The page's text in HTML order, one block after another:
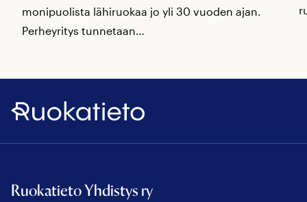
monipuolista lähiruokaa jo yli 30 vuoden ajan.
Perheyritys tunnetaan…
Ruokatieto
Ruokatieto Yhdistys ry